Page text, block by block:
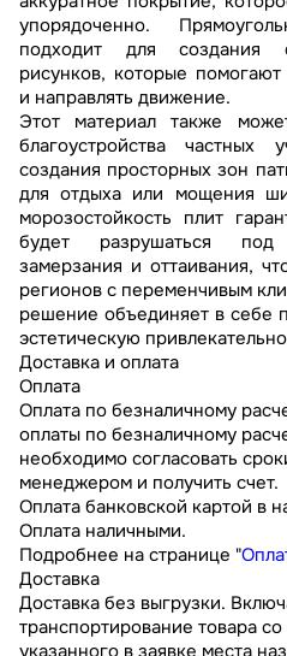
упорядоченно.
подходит для создания
рисунков, которые
и направлять движение.
Этот материал также
благоустройства частных
создания просторных зон
для отдыха или мощения
морозостойкость плит
будет разрушаться под
замерзания и оттаивания,
регионов с переменчивым
решение объединяет в себе
эстетическую
Доставка и оплата
Оплата
Оплата по безналичному
оплаты по безналичному
необходимо согласовать
менеджером и получить счет.
Оплата банковской картой в
Оплата наличными.
Подробнее на странице "
Доставка
Доставка без выгрузки.
транспортирование товара